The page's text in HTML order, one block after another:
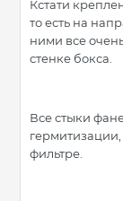
Кстати
то есть на
ними все
стенке бокса.
Все стыки
гермитизации,
фильтре.